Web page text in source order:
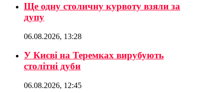
Ще одну столичну курвоту взяли за
дупу
06.08.2026, 13:28
У Києві на Теремках вирубують
столітні дуби
06.08.2026, 12:45